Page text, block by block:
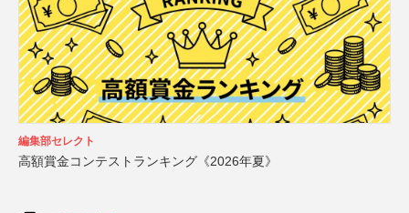
編集部セレクト
高額賞金コンテストランキング《2026年夏》